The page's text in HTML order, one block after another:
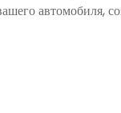
автомобиля,